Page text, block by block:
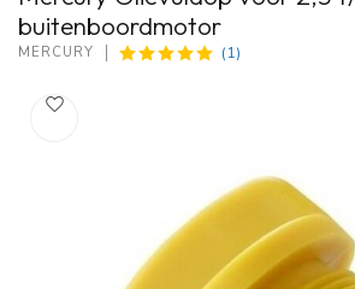
buitenboordmotor
MERCURY (1)